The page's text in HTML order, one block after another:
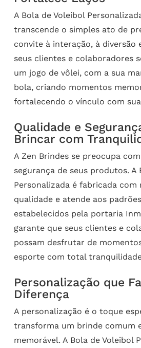
A Bola de Voleibol
transcende o simples ato de
convite à interação, à diversão
seus clientes e colaboradores
um jogo de vôlei, com a sua
bola, criando momentos
fortalecendo o vínculo com
Qualidade e
Brincar com
A Zen Brindes se preocupa
segurança de seus produtos. A
Personalizada é fabricada
qualidade e atende aos
estabelecidos pela portaria
garante que seus clientes e
possam desfrutar de
esporte com total
Personalização que
Diferença
A personalização é o toque
transforma um brinde comum
memorável. A Bola de Voleibol